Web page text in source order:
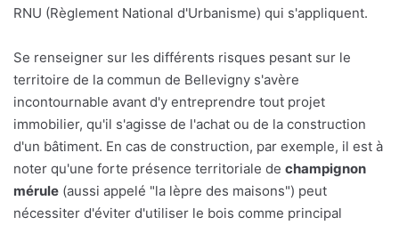
RNU (Règlement National d'Urbanisme) qui s'appliquent.
Se renseigner sur les différents risques pesant sur le
territoire de la commun de Bellevigny s'avère
incontournable avant d'y entreprendre tout projet
immobilier, qu'il s'agisse de l'achat ou de la construction
d'un bâtiment. En cas de construction, par exemple, il est à
noter qu'une forte présence territoriale de champignon
mérule (aussi appelé "la lèpre des maisons") peut
nécessiter d'éviter d'utiliser le bois comme principal